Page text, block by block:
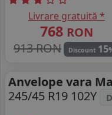
Livrare gratuită *
768 RON
913 RON
Discount 15
Anvelope vara
245/45 R19 102Y